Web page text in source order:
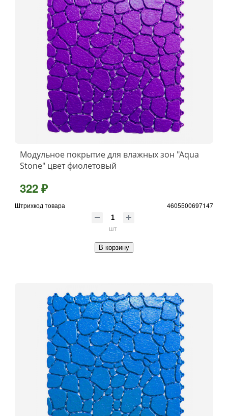
Модульное покрытие для влажных зон "Aqua
Stone" цвет фиолетовый
322 ₽
Штрихкод товара 4605500697147
шт
В корзину